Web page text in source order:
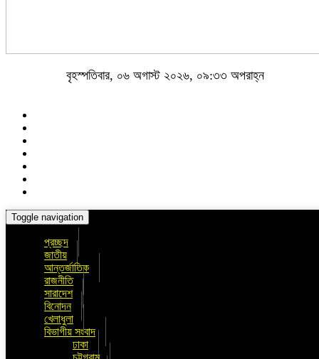
বৃহস্পতিবার, ০৬ অগাস্ট ২০২৬, ০৯:৩৩ অপরাহ্ন
Toggle navigation
প্রচ্ছদ
জাতীয়
আন্তর্জাতিক
রাজনীতি
সারাদেশ
বিনোদন
খেলাধুলা
বিভাগীয় সংবাদ
ঢাকা